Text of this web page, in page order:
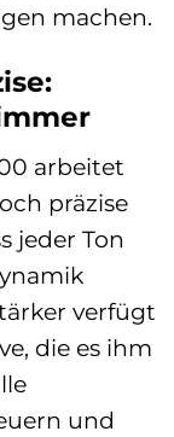
machen.
arbeitet
präzise
jeder Ton
verfügt
die es ihm
und